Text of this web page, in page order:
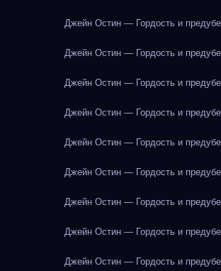
Джейн Остин — Гордость и
Джейн Остин — Гордость и
Джейн Остин — Гордость и
Джейн Остин — Гордость и
Джейн Остин — Гордость и
Джейн Остин — Гордость и
Джейн Остин — Гордость и
Джейн Остин — Гордость и
Джейн Остин — Гордость и